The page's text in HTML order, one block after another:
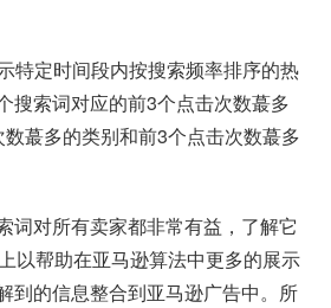
定时间段内按搜索频率排序的热
搜索词对应的前3个点击次数蕞多
蕞多的类别和前3个点击次数蕞多
词对所有卖家都非常有益，了解它
以帮助在亚马逊算法中更多的展示
到的信息整合到亚马逊广告中。所